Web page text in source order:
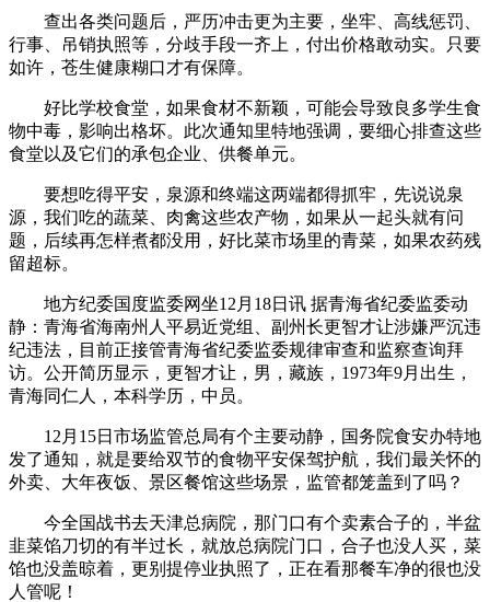
查出各类问题后，严历冲击更为主要，坐牢、高线惩罚、
行事、吊销执照等，分歧手段一齐上，付出价格敢动实。只要
如许，苍生健康糊口才有保障。
好比学校食堂，如果食材不新颖，可能会导致良多学生食
物中毒，影响出格坏。此次通知里特地强调，要细心排查这些
食堂以及它们的承包企业、供餐单元。
要想吃得平安，泉源和终端这两端都得抓牢，先说说泉
源，我们吃的蔬菜、肉禽这些农产物，如果从一起头就有问
题，后续再怎样煮都没用，好比菜市场里的青菜，如果农药残
留超标。
地方纪委国度监委网坐12月18日讯 据青海省纪委监委动
静：青海省海南州人平易近党组、副州长更智才让涉嫌严沉违
纪违法，目前正接管青海省纪委监委规律审查和监察查询拜
访。公开简历显示，更智才让，男，藏族，1973年9月出生，
青海同仁人，本科学历，中员。
12月15日市场监管总局有个主要动静，国务院食安办特地
发了通知，就是要给双节的食物平安保驾护航，我们最关怀的
外卖、大年夜饭、景区餐馆这些场景，监管都笼盖到了吗？
今全国战书去天津总病院，那门口有个卖素合子的，半盆
韭菜馅刀切的有半过长，就放总病院门口，合子也没人买，菜
馅也没盖晾着，更别提停业执照了，正在看那餐车净的很也没
人管呢！